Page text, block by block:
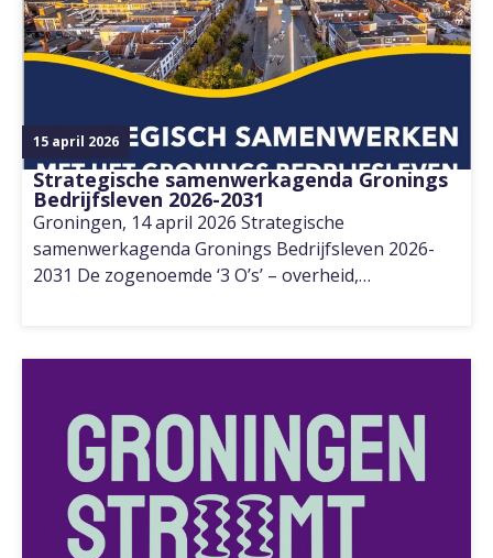
15 april 2026
Strategische samenwerkagenda Gronings
Bedrijfsleven 2026-2031
Groningen, 14 april 2026 Strategische
samenwerkagenda Gronings Bedrijfsleven 2026-
2031 De zogenoemde ‘3 O’s’ – overheid,…